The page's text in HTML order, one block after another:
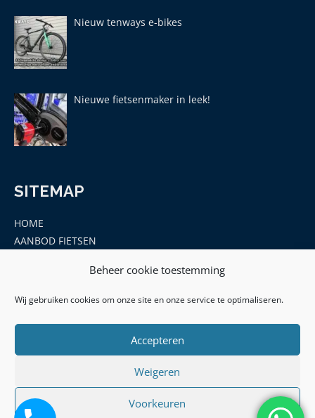
Beheer cookie toestemming
Wij gebruiken cookies om onze site en onze service te optimaliseren.
Accepteren
Weigeren
Voorkeuren
Nieuw tenways e-bikes
Nieuwe fietsenmaker in leek!
SITEMAP
HOME
AANBOD FIETSEN
ONDERDELEN EN ACCESSOIRES
© 2026 | Hof Leek - KVK: 77091612 -BTW ID: